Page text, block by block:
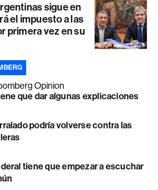
sigue en
el impuesto a las
primera vez en su
Opinion
que dar algunas explicaciones
podría volverse contra las
tiene que empezar a escuchar